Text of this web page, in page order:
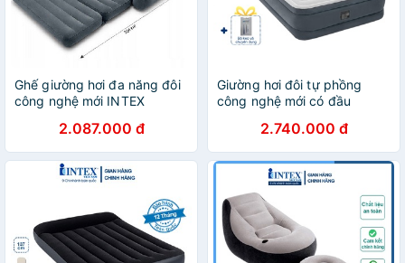
Ghế giường hơi đa năng đôi
công nghệ mới INTEX
2.087.000 đ
Giường hơi đôi tự phồng
công nghệ mới có đầu
2.740.000 đ